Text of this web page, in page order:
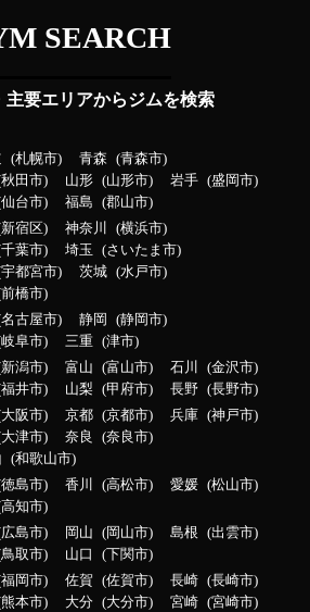
SEARCH
主要エリアからジムを検索
札幌市 青森
青森市
秋田市 山形 山形市 岩手
盛岡市
仙台市 福島 郡山市
新宿区 神奈川
横浜市
千葉市 埼玉
さいたま市
宇都宮市 茨城
水戸市
前橋市
名古屋市 静岡
静岡市
岐阜市 三重 津市
新潟市 富山 富山市 石川
金沢市
福井市 山梨 甲府市 長野 長野市
大阪市 京都 京都市 兵庫
神戸市
大津市 奈良
奈良市
和歌山市
徳島市 香川 高松市 愛媛
松山市
高知市
広島市 岡山 岡山市 島根
出雲市
鳥取市 山口 下関市
福岡市 佐賀 佐賀市 長崎
長崎市
熊本市 大分 大分市 宮崎
宮崎市